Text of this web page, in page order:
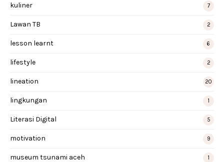
kuliner 7
Lawan TB 2
lesson learnt 6
lifestyle 2
lineation 20
lingkungan 1
Literasi Digital 5
motivation 9
museum tsunami aceh 1